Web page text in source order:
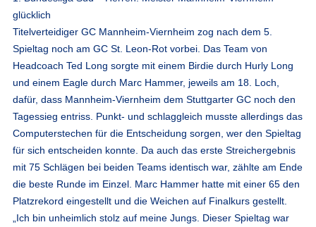
glücklich
Titelverteidiger GC Mannheim-Viernheim zog nach dem 5.
Spieltag noch am GC St. Leon-Rot vorbei. Das Team von
Headcoach Ted Long sorgte mit einem Birdie durch Hurly Long
und einem Eagle durch Marc Hammer, jeweils am 18. Loch,
dafür, dass Mannheim-Viernheim dem Stuttgarter GC noch den
Tagessieg entriss. Punkt- und schlaggleich musste allerdings das
Computerstechen für die Entscheidung sorgen, wer den Spieltag
für sich entscheiden konnte. Da auch das erste Streichergebnis
mit 75 Schlägen bei beiden Teams identisch war, zählte am Ende
die beste Runde im Einzel. Marc Hammer hatte mit einer 65 den
Platzrekord eingestellt und die Weichen auf Finalkurs gestellt.
„Ich bin unheimlich stolz auf meine Jungs. Dieser Spieltag war